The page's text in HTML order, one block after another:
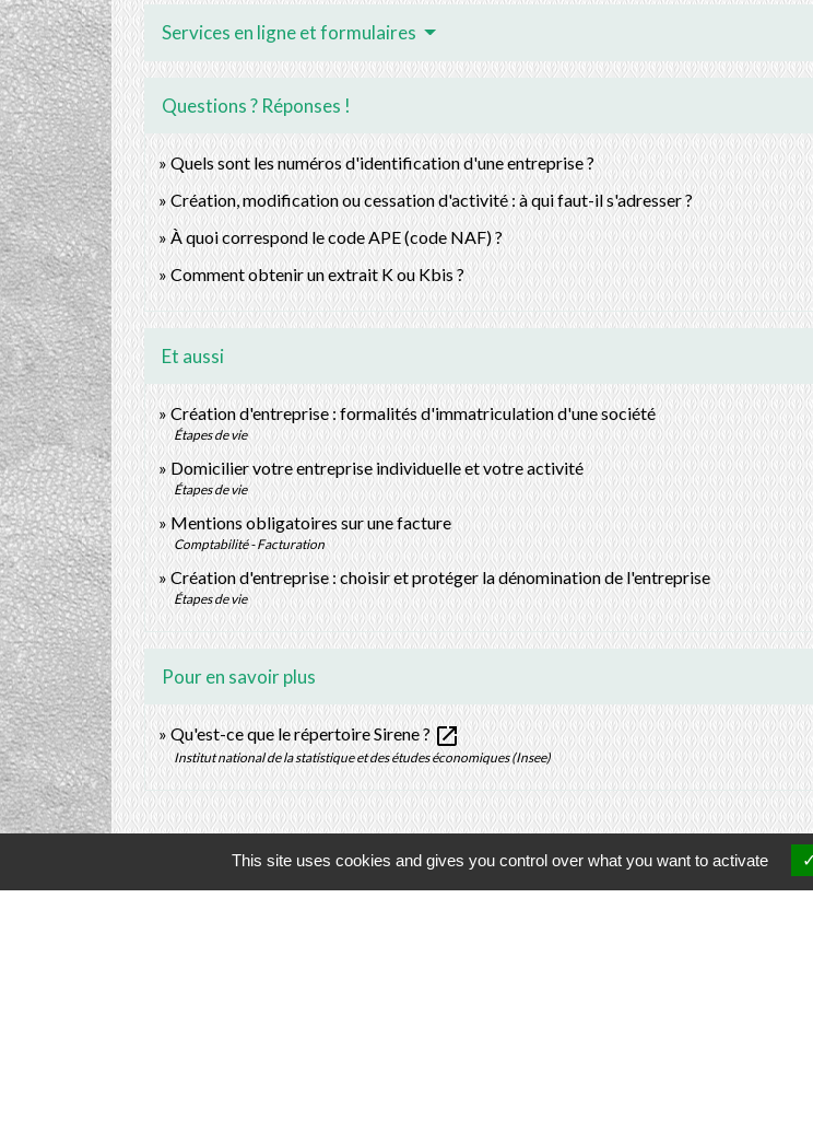
Services en ligne et formulaires
Questions ? Réponses !
Quels sont les numéros d'identification d'une entreprise ?
Création, modification ou cessation d'activité : à qui faut-il s'adresser ?
À quoi correspond le code APE (code NAF) ?
Comment obtenir un extrait K ou Kbis ?
Et aussi
Création d'entreprise : formalités d'immatriculation d'une société
Étapes de vie
Domicilier votre entreprise individuelle et votre activité
Étapes de vie
Mentions obligatoires sur une facture
Comptabilité - Facturation
Création d'entreprise : choisir et protéger la dénomination de l'entreprise
Étapes de vie
Pour en savoir plus
Qu'est-ce que le répertoire Sirene ?open_in_new
Institut national de la statistique et des études économiques (Insee)
This site uses cookies and gives you control over what you want to activate